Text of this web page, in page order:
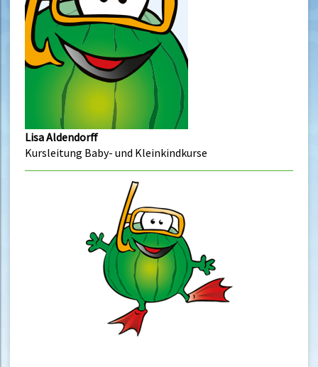
Lisa Aldendorff
Kursleitung Baby- und Kleinkindkurse